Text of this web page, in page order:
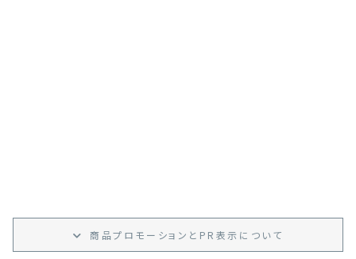
商品プロモーション と PR 表示 について